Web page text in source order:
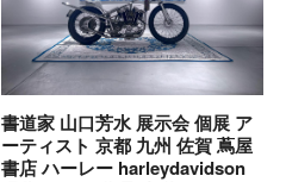
書道家 山口芳水 展示会 個展 ア
ーティスト 京都 九州 佐賀 蔦屋
書店 ハーレー harleydavidson